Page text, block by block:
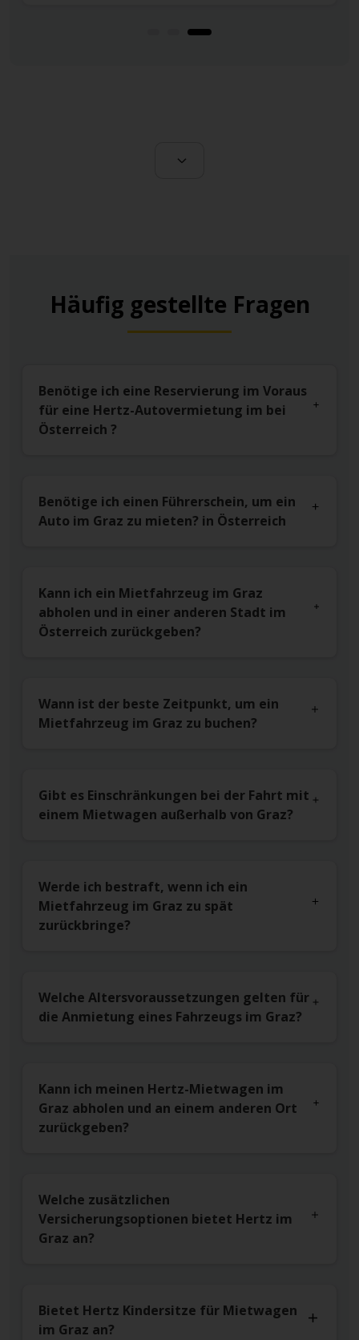
Häufig gestellte Fragen
Benötige ich eine Reservierung im Voraus
für eine Hertz-Autovermietung im bei
Österreich ?
Benötige ich einen Führerschein, um ein
Auto im Graz zu mieten? in Österreich
Kann ich ein Mietfahrzeug im Graz
abholen und in einer anderen Stadt im
Österreich zurückgeben?
Wann ist der beste Zeitpunkt, um ein
Mietfahrzeug im Graz zu buchen?
Gibt es Einschränkungen bei der Fahrt mit
einem Mietwagen außerhalb von Graz?
Werde ich bestraft, wenn ich ein
Mietfahrzeug im Graz zu spät
zurückbringe?
Welche Altersvoraussetzungen gelten für
die Anmietung eines Fahrzeugs im Graz?
Kann ich meinen Hertz-Mietwagen im
Graz abholen und an einem anderen Ort
zurückgeben?
Welche zusätzlichen
Versicherungsoptionen bietet Hertz im
Graz an?
Bietet Hertz Kindersitze für Mietwagen
im Graz an?